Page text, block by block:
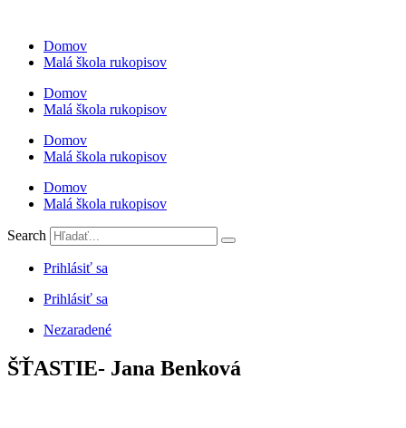
obsah
Domov
Malá škola rukopisov
Domov
Malá škola rukopisov
Domov
Malá škola rukopisov
Domov
Malá škola rukopisov
Search
Prihlásiť sa
Prihlásiť sa
Nezaradené
ŠŤASTIE- Jana Benková